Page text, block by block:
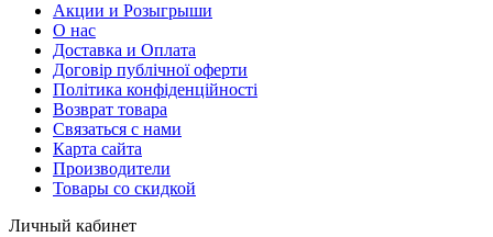
Акции и Розыгрыши
О нас
Доставка и Оплата
Договір публічної оферти
Політика конфіденційності
Возврат товара
Связаться с нами
Карта сайта
Производители
Товары со скидкой
Личный кабинет